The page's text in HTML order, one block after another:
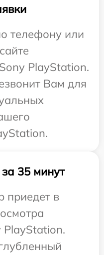
телефону или
PlayStation.
Вам для
35 минут
приедет в
PlayStation.